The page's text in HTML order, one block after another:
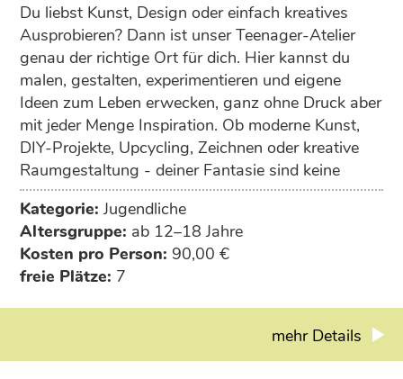
Du liebst Kunst, Design oder einfach kreatives
Ausprobieren? Dann ist unser Teenager-Atelier
genau der richtige Ort für dich. Hier kannst du
malen, gestalten, experimentieren und eigene
Ideen zum Leben erwecken, ganz ohne Druck aber
mit jeder Menge Inspiration. Ob moderne Kunst,
DIY-Projekte, Upcycling, Zeichnen oder kreative
Raumgestaltung - deiner Fantasie sind keine
Grenzen gesetzt.
Kategorie: Jugendliche
Altersgruppe: ab 12–18 Jahre
Kosten pro Person: 90,00 €
freie Plätze: 7
mehr Details